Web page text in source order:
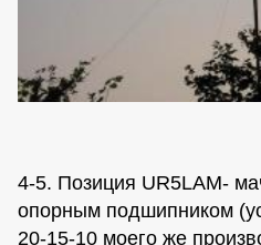
4-5. Позиция UR5LAM-
опорным подшипником
20-15-10 моего же